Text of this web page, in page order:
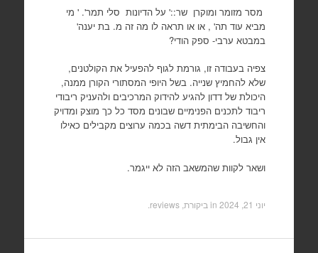
מסר מזומר ומוקרן שר::' על הדיונות סלי תמר'. ' מי
מביא עוד תה' , או או תראה לו מה זה מ. בת יענה'
במבטא ערבי- ספק הודי?
צפיה בעבודה זו, גורמת לגוף להפעיל את הקולטנים,
שלא להחמיץ שנייה. בשל היופי המסתורי הקורן ממנה,
היכולת של דדון להגיע להידוק המרכיבים ולהעניק ריבודי
ריבוד לתכנים הפנימיים שבונים מסד כל כך מוצק ומדויק
והחשיבה הבימתית דשה בכמה ערוצים מקבילים כאילו
אין גבול.
ושאר לקוות שהמשאב הזה לא ייגמר.
יוני 21, 2024 in ביקורת, reviews